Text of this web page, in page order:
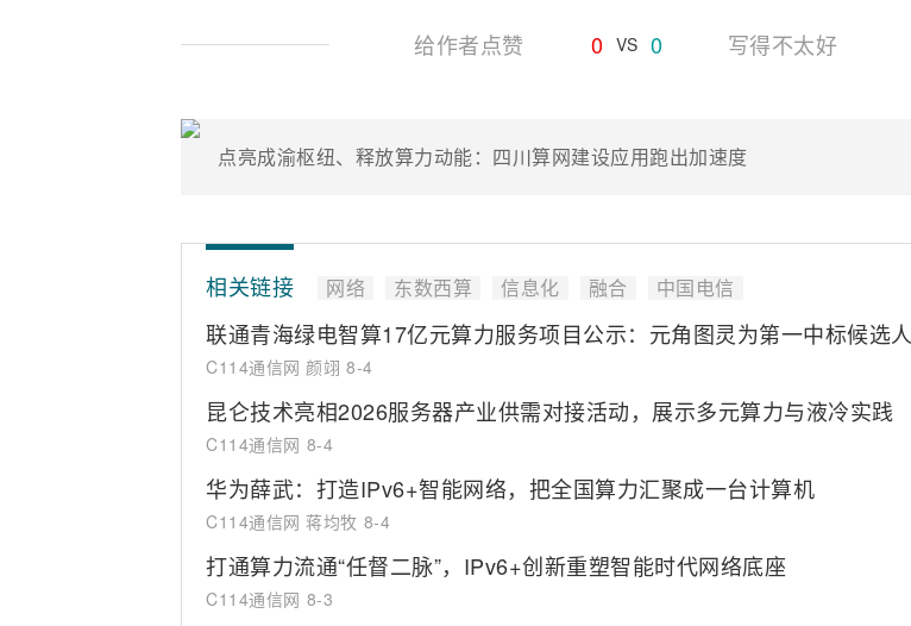
给作者点赞 0 VS 0 写得不太好
点亮成渝枢纽、释放算力动能：四川算网建设应用跑出加速度
相关链接 网络 东数西算 信息化 融合 中国电信
联通青海绿电智算17亿元算力服务项目公示：元角图灵为第一中标候选人
C114通信网 颜翊 8-4
昆仑技术亮相2026服务器产业供需对接活动，展示多元算力与液冷实践
C114通信网 8-4
华为薛武：打造IPv6+智能网络，把全国算力汇聚成一台计算机
C114通信网 蒋均牧 8-4
打通算力流通“任督二脉”，IPv6+创新重塑智能时代网络底座
C114通信网 8-3